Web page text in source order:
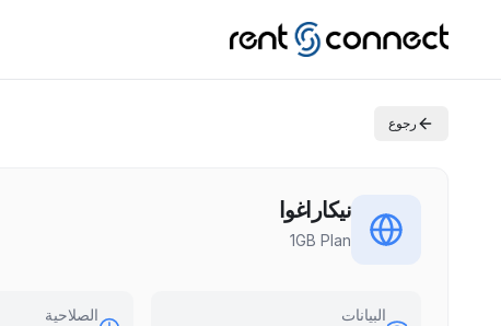
رجوع
نيكاراغوا
1GB Plan
البيانات الصلاحية